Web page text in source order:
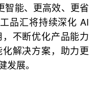
智能、更高效、更省
品汇将持续深化 AI
不断优化产品能力
解决方案，助力更
展。